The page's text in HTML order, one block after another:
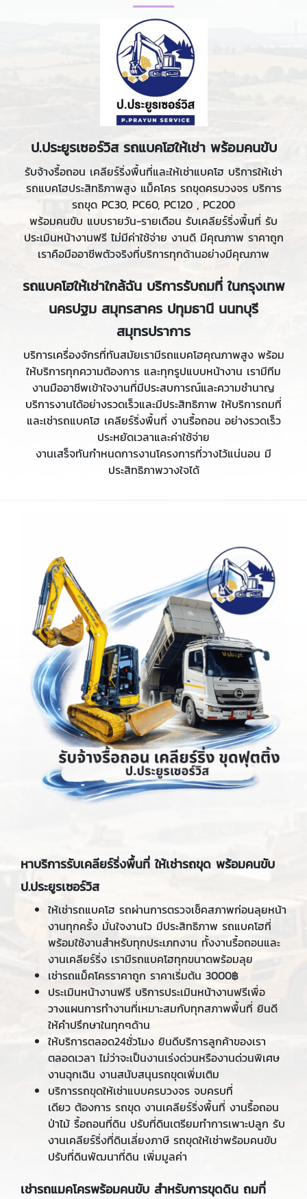
ป.ประยูรเซอร์วิส รถแบคโฮให้เช่า พร้อมคนขับ
รับจ้างรื้อถอน เคลียร์ริ่งพื้นที่และให้เช่าแบคโฮ บริการให้เช่า
รถแบคโฮประสิทธิภาพสูง แม็คโคร รถขุดครบวงจร บริการ
รถขุด PC30, PC60, PC120 , PC200
พร้อมคนขับ แบบรายวัน-รายเดือน รับเคลียร์ริ่งพื้นที่ รับ
ประเมินหน้างานฟรี ไม่มีค่าใช้จ่าย งานดี มีคุณภาพ ราคาถูก
เราคือมืออาชีพตัวจริงที่บริการทุกด้านอย่างมีคุณภาพ
รถแบคโฮให้เช่าใกล้ฉัน บริการรับถมที่ ในกรุงเทพ
นครปฐม สมุทรสาคร ปทุมธานี นนทบุรี
สมุทรปราการ
บริการเครื่องจักรที่ทันสมัยเรามีรถแบคโฮคุณภาพสูง พร้อม
ให้บริการทุกความต้องการ และทุกรูปแบบหน้างาน เรามีทีม
งานมืออาชีพเข้าใจงานที่มีประสบการณ์และความชำนาญ
บริการงานได้อย่างรวดเร็วและมีประสิทธิภาพ ให้บริการถมที่
และเช่ารถแบคโฮ เคลียร์ริ่งพื้นที่ งานรื้อถอน อย่างรวดเร็ว
ประหยัดเวลาและค่าใช้จ่าย
งานเสร็จทันกำหนดการงานโครงการที่วางไว้แน่นอน มี
ประสิทธิภาพวางใจได้
หาบริการรับเคลียร์ริ่งพื้นที่ ให้เช่ารถขุด พร้อมคนขับ
ป.ประยูรเซอร์วิส
ให้เช่ารถแบคโฮ รถผ่านการตรวจเช็คสภาพก่อนลุยหน้า
งานทุกครั้ง มั่นใจงานไว มีประสิทธิภาพ รถแบคโฮที่
พร้อมใช้งานสำหรับทุกประเภทงาน ทั้งงานรื้อถอนและ
งานเคลียร์ริ่ง เรามีรถแบคโฮทุกขนาดพร้อมลุย
เช่ารถแม็คโครราคาถูก ราคาเริ่มต้น 3000฿
ประเมินหน้างานฟรี บริการประเมินหน้างานฟรีเพื่อ
วางแผนการทำงานที่เหมาะสมกับทุกสภาพพื้นที่ ยินดี
ให้คำปรึกษาในทุกๆด้าน
ให้บริการตลอด24ชั่วโมง ยินดีบริการลูกค้าของเรา
ตลอดเวลา ไม่ว่าจะเป็นงานเร่งด่วนหรืองานด่วนพิเศษ
งานฉุกเฉิน งานสนับสนุนรถขุดเพิ่มเติม
บริการรถขุดให้เช่าแบบครบวงจร จบครบที่
เดียว ต้องการ รถขุด งานเคลียร์ริ่งพื้นที่ งานรื้อถอน
ป่าไม้ รื้อถอนที่ดิน ปรับที่ดินเตรียมทำการเพาะปลูก รับ
งานเคลียร์ริ่งที่ดินเลี่ยงภาษี รถขุดให้เช่าพร้อมคนขับ
ปรับที่ดินพัฒนาที่ดิน เพิ่มมูลค่า
เช่ารถแมคโครพร้อมคนขับ สำหรับการขุดดิน ถมที่